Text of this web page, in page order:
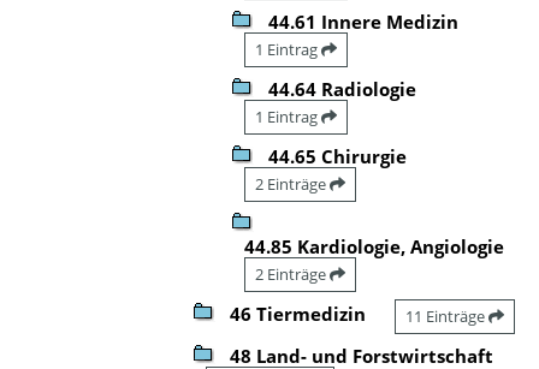
44.61 Innere Medizin
1 Eintrag
44.64 Radiologie
1 Eintrag
44.65 Chirurgie
2 Einträge
44.85 Kardiologie, Angiologie
2 Einträge
46 Tiermedizin 11 Einträge
48 Land- und Forstwirtschaft